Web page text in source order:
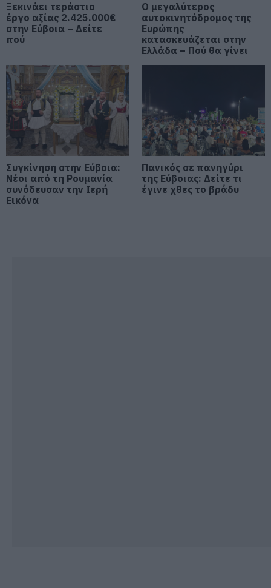
Καμία μόνιμη πρόσληψη
δασκάλων στην Εύβοια – Το θέμα
πάει στην βουλή
Έρχεται ισχυρό κύμα ζέστης:
Πότε η θερμοκρασία θα χτυπήσει
40άρια
06.08.2026 | 16:30
Εύβοια: Τέλος στις παράνομες
χωματερές – Έρχονται πρόστιμα
για όσους πετούν ογκώδη
απορρίμματα
06.08.2026 | 16:15
Ξεκινάει τεράστιο
έργο αξίας 2.425.000€
στην Εύβοια – Δείτε
πού
Ο μεγαλύτερος
αυτοκινητόδρομος της
Ευρώπης
κατασκευάζεται στην
Ελλάδα – Πού θα γίνει
Συγκίνηση στην Εύβοια:
Νέοι από τη Ρουμανία
συνόδευσαν την Ιερή
Εικόνα
Πανικός σε πανηγύρι
της Εύβοιας: Δείτε τι
έγινε χθες το βράδυ